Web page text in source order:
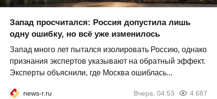
Запад просчитался: Россия допустила лишь
одну ошибку, но всё уже изменилось
Запад много лет пытался изолировать Россию, однако
признания экспертов указывают на обратный эффект.
Эксперты объяснили, где Москва ошиблась...
news-r.ru Вчера, 04:53 4 687